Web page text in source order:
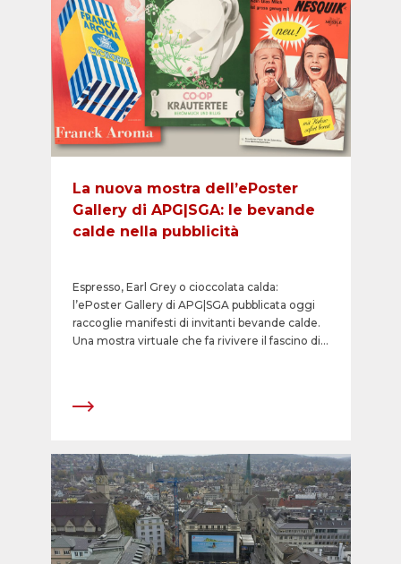
La nuova mostra dell’ePoster
Gallery di APG|SGA: le bevande
calde nella pubblicità
Espresso, Earl Grey o cioccolata calda:
l’ePoster Gallery di APG|SGA pubblicata oggi
raccoglie manifesti di invitanti bevande calde.
Una mostra virtuale che fa rivivere il fascino di
Zürich e prende in esame il simbolismo